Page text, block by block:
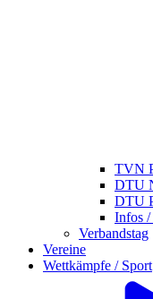
TVN
DTU
DTU
Infos /
Verbandstag
Vereine
Wettkämpfe / Sport